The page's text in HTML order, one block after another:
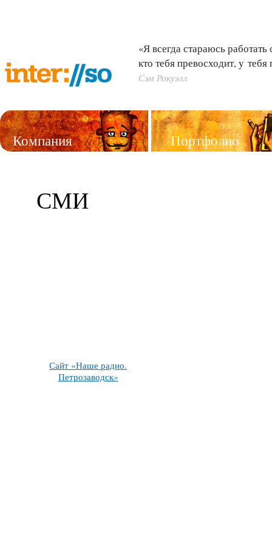
«Я всегда стараюсь
кто тебя превосходит, у
Сэм Рокуэлл
Компания Портфолио
СМИ
Сайт «Наше радио.
Петрозаводск»